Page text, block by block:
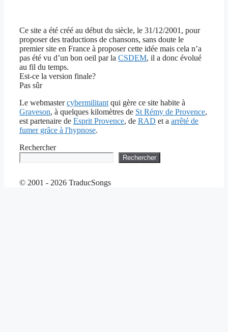
Ce site a été créé au début du siècle, le 31/12/2001, pour
proposer des traductions de chansons, sans doute le
premier site en France à proposer cette idée mais cela n’a
pas été vu d’un bon oeil par la CSDEM, il a donc évolué
au fil du temps.
Est-ce la version finale?
Pas sûr
Le webmastercybermilitant qui gère ce site habite à
Graveson, à quelques kilomètres de St Rémy de Provence,
est partenaire de Esprit Provence, de RAD et a arrêté de
fumer grâce à l'hypnose.
Rechercher
Rechercher
© 2001 - 2026 TraducSongs